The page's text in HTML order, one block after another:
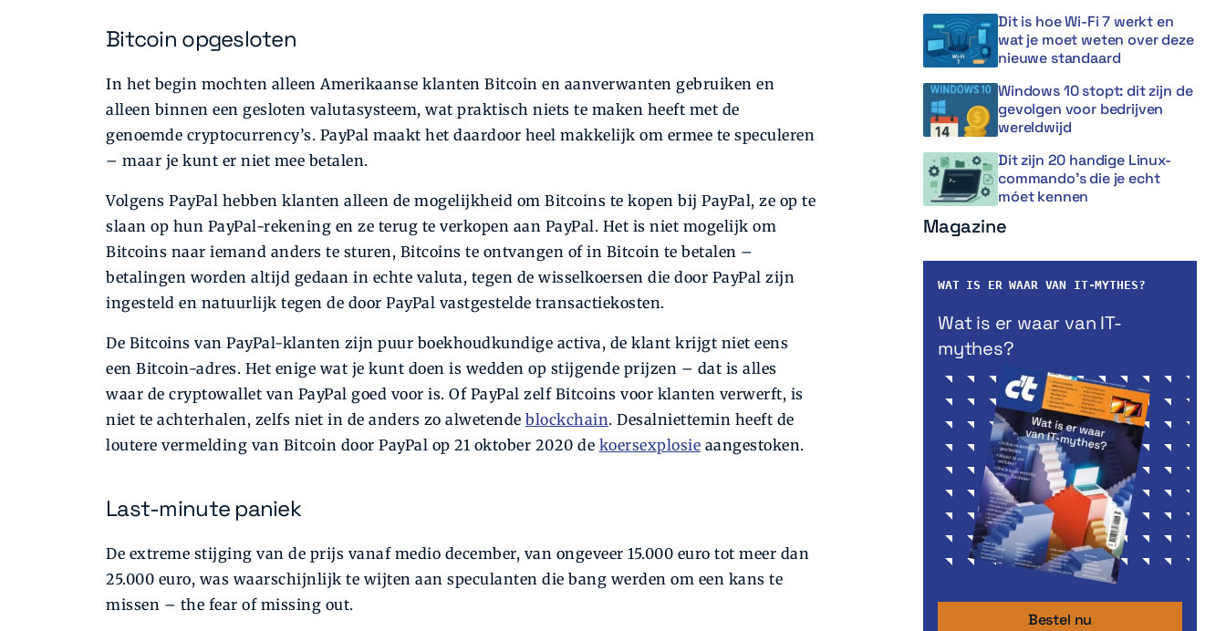
Bitcoin opgesloten
In het begin mochten alleen Amerikaanse klanten Bitcoin en aanverwanten gebruiken en
alleen binnen een gesloten valutasysteem, wat praktisch niets te maken heeft met de
genoemde cryptocurrency’s. PayPal maakt het daardoor heel makkelijk om ermee te speculeren
– maar je kunt er niet mee betalen.
Volgens PayPal hebben klanten alleen de mogelijkheid om Bitcoins te kopen bij PayPal, ze op te
slaan op hun PayPal-rekening en ze terug te verkopen aan PayPal. Het is niet mogelijk om
Bitcoins naar iemand anders te sturen, Bitcoins te ontvangen of in Bitcoin te betalen –
betalingen worden altijd gedaan in echte valuta, tegen de wisselkoersen die door PayPal zijn
ingesteld en natuurlijk tegen de door PayPal vastgestelde transactiekosten.
De Bitcoins van PayPal-klanten zijn puur boekhoudkundige activa, de klant krijgt niet eens
een Bitcoin-adres. Het enige wat je kunt doen is wedden op stijgende prijzen – dat is alles
waar de cryptowallet van PayPal goed voor is. Of PayPal zelf Bitcoins voor klanten verwerft, is
niet te achterhalen, zelfs niet in de anders zo alwetende blockchain. Desalniettemin heeft de
loutere vermelding van Bitcoin door PayPal op 21 oktober 2020 de koersexplosie aangestoken.
Last-minute paniek
De extreme stijging van de prijs vanaf medio december, van ongeveer 15.000 euro tot meer dan
25.000 euro, was waarschijnlijk te wijten aan speculanten die bang werden om een kans te
missen – the fear of missing out.
Dit is hoe Wi-Fi 7 werkt en
wat je moet weten over deze
nieuwe standaard
Windows 10 stopt: dit zijn de
gevolgen voor bedrijven
wereldwijd
Dit zijn 20 handige Linux-
commando’s die je echt
móet kennen
Magazine
WAT IS ER WAAR VAN IT-MYTHES?
Wat is er waar van IT-
mythes?
Bestel nu